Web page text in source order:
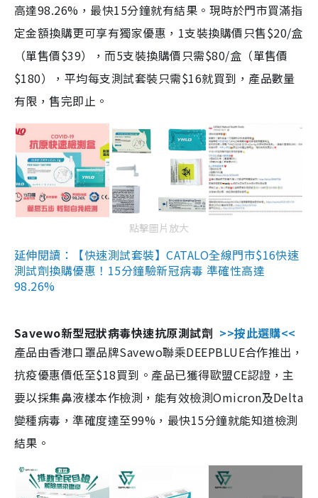
高達98.26%，最快15分鐘就有結果。現時於門市買滿指
定金額換購更可享有獨家優惠，1支裝換購價只售$20/盒
（單售價$39），而5支裝換購價只需$80/盒（單售價
$180），平均每支測試套裝只需$16就買到，產品數量
有限，售完即止。
點擊圖片放大
延伸閱讀：【快速測試套裝】CATALO全線門市$16快速
測試劑換購優惠！15分鐘驗新冠病毒 準確性高達
98.26%
Savewo新型冠狀病毒快速抗原測試劑 >>按此選購<<
產品由香港口罩品牌Savewo聯乘DEEPBLUE合作推出，
抗疫優惠價低至$18買到。產品已獲得歐盟CE認證，主
要以採集鼻液樣本作檢測，能有效檢測Omicron及Delta
變種病毒，準確度達至99%，最快15分鐘就能知道檢測
結果。